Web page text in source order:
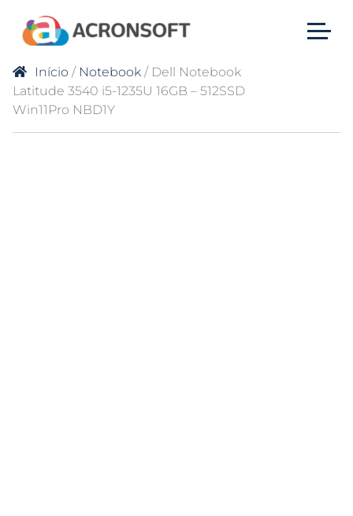
Início / Notebook / Dell Notebook
Latitude 3540 i5-1235U 16GB – 512SSD
Win11Pro NBD1Y